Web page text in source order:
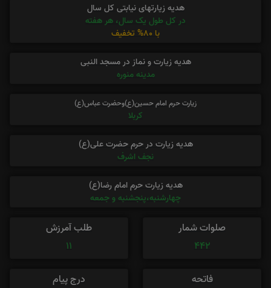
هدیه زیارتهای نیابتی کل سال
در کل طول یک سال، هر هفته
با 80% تخفیف
هدیه زیارت و نماز در مسجد النبی
مدینه منوره
زیارت حرم امام حسین(ع)وحضرت عباس(ع)
کربلا
هدیه زیارت در حرم حضرت علی(ع)
نجف اشرف
هدیه زیارت حرم امام رضا(ع)
چهارشنبه،پنجشنبه و جمعه
صلوات شمار
442
طلب آمرزش
11
فاتحه
درج پیام